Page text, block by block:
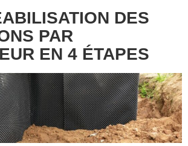
DES
PAR
EN 4 ÉTAPES